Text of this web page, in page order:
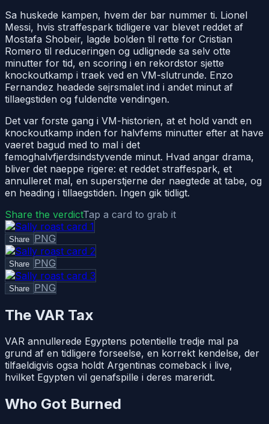
Sa huskede kampen, hvem der bar nummer ti. Lionel
Messi, hvis straffespark tidligere var blevet reddet af
Mostafa Shobeir, lagde bolden til rette for Cristian
Romero til reduceringen og udlignede sa selv otte
minutter for tid, en scoring i en rekordstor sjette
knockoutkamp i traek ved en VM-slutrunde. Enzo
Fernandez headede sejrsmalet ind i andet minut af
tillaegstiden og fuldendte vendingen.
Det var forste gang i VM-historien, at et hold vandt en
knockoutkamp inden for halvfems minutter efter at have
vaeret bagud med to mal i det
femoghalvfjerdsindstyvende minut. Hvad angar drama,
bliver det naeppe rigere: et reddet straffespark, et
annulleret mal, en superstjerne der naegtede at tabe, og
en heading i tillaegstiden. Ingen gik tidligt.
Share the verdictTap a card to grab it
Share PNG
Share PNG
Share PNG
The VAR Tax
VAR annullerede Egyptens potentielle tredje mal pa
grund af en tidligere forseelse, en korrekt kendelse, der
tilfaeldigvis ogsa holdt Argentinas comeback i live,
hvilket Egypten vil genafspille i deres mareridt.
Who Got Burned